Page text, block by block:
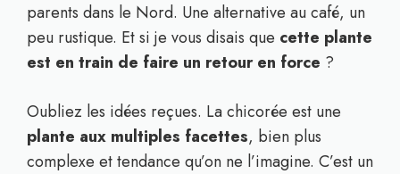
parents dans le Nord. Une alternative au café, un
peu rustique. Et si je vous disais que cette plante
est en train de faire un retour en force ?
Oubliez les idées reçues. La chicorée est une
plante aux multiples facettes, bien plus
complexe et tendance qu’on ne l’imagine. C’est un